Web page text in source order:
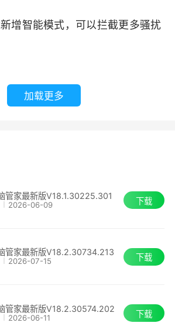
圾、软件垃圾、隐私痕迹，无
件
件，一键下载安装，高速无捆
智能模式，可以拦截更多骚扰
17.8
咯，这次我们优化了以下功能:
内置混元、deepseek双模型，
即刻呈现
，划选文字，AI帮忙理解、翻
里
加载更多
管家最新版V18.1.30225.301
2026-06-09 下载
管家最新版V18.2.30734.213
2026-07-15 下载
管家最新版V18.2.30574.202
2026-06-11 下载